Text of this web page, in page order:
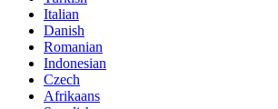
Italian
Danish
Romanian
Indonesian
Czech
Afrikaans